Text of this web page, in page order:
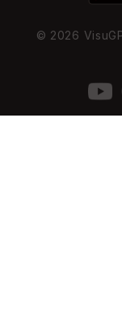
© 2026